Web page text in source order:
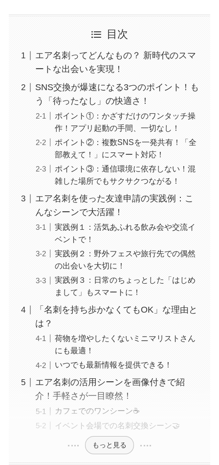
目次
エア名刺ってどんなもの？ 新時代のスマ
ートな出会いを実現！
SNS交換が爆速になる3つのポイント！も
う「待ったなし」の快適さ！
ポイント①：かざすだけのワンタッチ操
作！アプリ起動の手間、一切なし！
ポイント②：複数SNSを一発共有！「全
部教えて！」にスマート対応！
ポイント③：通信環境に依存しない！混
雑した場所でもサクサクつながる！
エア名刺を使った友達申請の実践例：こ
んなシーンで大活躍！
実践例１：活気あふれる飲み会や交流イ
ベントで！
実践例２：野外フェスや旅行先での偶然
の出会いを大切に！
実践例３：日常のちょっとした「はじめ
まして」もスマートに！
「名刺を持ち歩かなくてもOK」な理由と
は？
荷物を増やしたくないミニマリストさん
にも最適！
いつでも最新情報を提供できる！
エア名刺の活用シーンを画像付きで紹
介！手軽さが一目瞭然！
カフェでのワンシーン☕
イベント会場での名刺交換シーン🤝
もっと見る